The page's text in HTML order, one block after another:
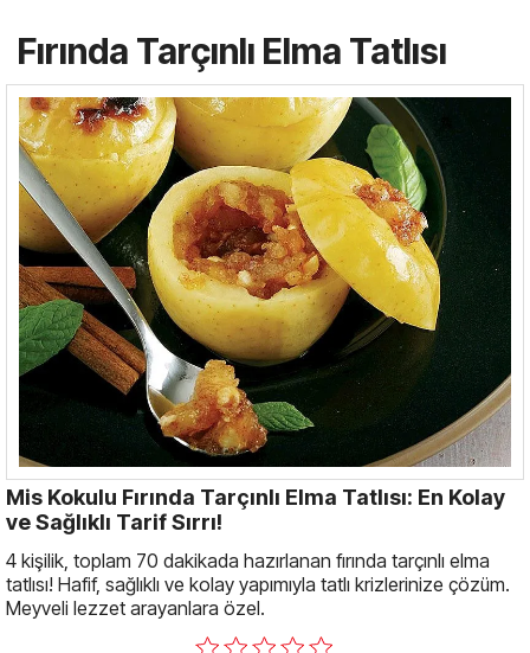
Fırında Tarçınlı Elma Tatlısı
Mis Kokulu Fırında Tarçınlı Elma Tatlısı: En Kolay
ve Sağlıklı Tarif Sırrı!
4 kişilik, toplam 70 dakikada hazırlanan fırında tarçınlı elma
tatlısı! Hafif, sağlıklı ve kolay yapımıyla tatlı krizlerinize çözüm.
Meyveli lezzet arayanlara özel.